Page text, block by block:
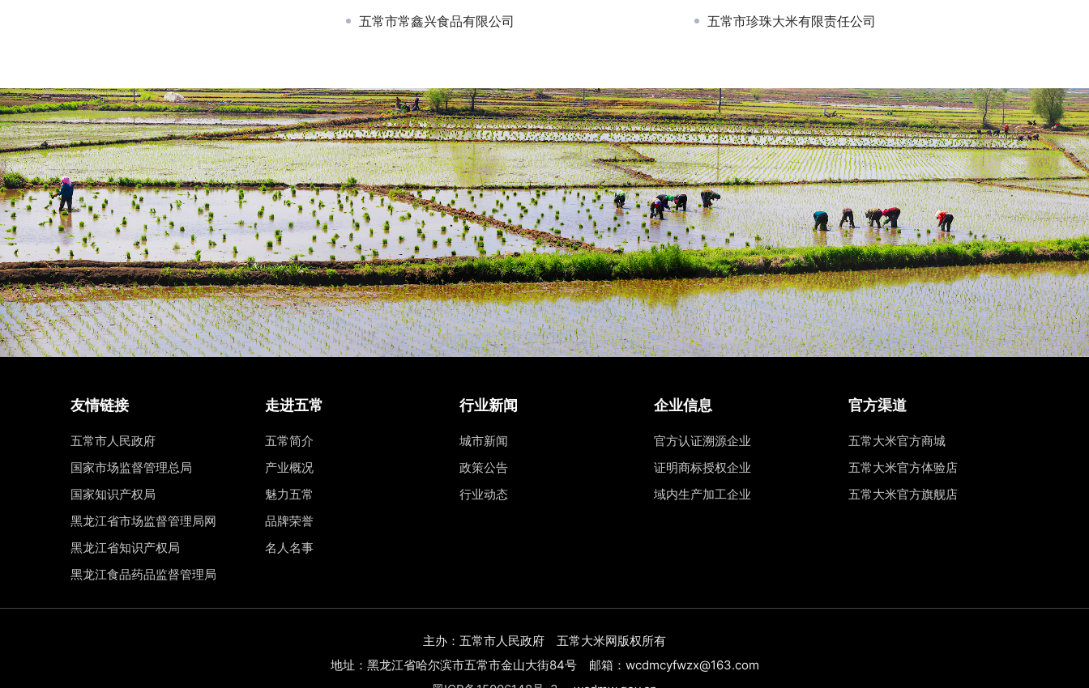
五常市常鑫兴食品有限公司 五常市珍珠大米有限责任公司
友情链接
五常市人民政府
国家市场监督管理总局
国家知识产权局
黑龙江省市场监督管理局网
黑龙江省知识产权局
黑龙江食品药品监督管理局
走进五常
五常简介
产业概况
魅力五常
品牌荣誉
名人名事
行业新闻
城市新闻
政策公告
行业动态
企业信息
官方认证溯源企业
证明商标授权企业
域内生产加工企业
官方渠道
五常大米官方商城
五常大米官方体验店
五常大米官方旗舰店
主办：五常市人民政府 五常大米网版权所有
地址：黑龙江省哈尔滨市五常市金山大街84号 邮箱：wcdmcyfwzx@163.com